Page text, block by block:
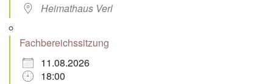
Heimathaus Verl
Fachbereichssitzung
11.08.2026
18:00